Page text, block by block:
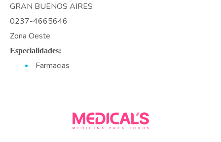
GRAN BUENOS AIRES
0237-4665646
Zona Oeste
Especialidades:
Farmacias